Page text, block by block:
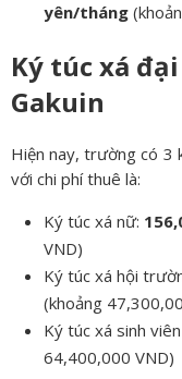
yên/tháng
Ký túc xá
Gakuin
Hiện nay, trường có 3
với chi phí thuê là:
Ký túc xá nữ:
VND)
Ký túc xá hội
(khoảng
Ký túc xá sinh
64,400,000 VND)